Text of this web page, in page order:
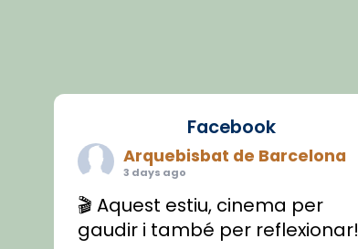
Facebook
Arquebisbat de Barcelona
3 days ago
🎬 Aquest estiu, cinema per
gaudir i també per reflexionar!